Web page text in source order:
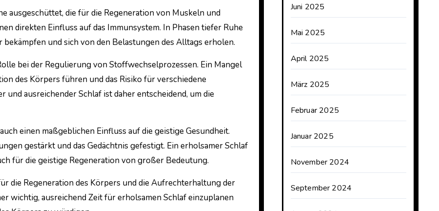
ausgeschüttet, die für die Regeneration von Muskeln und
direkten Einfluss auf das Immunsystem. In Phasen tiefer Ruhe
und sich von den Belastungen des Alltags erholen.
bei der Regulierung von Stoffwechselprozessen. Ein Mangel
des Körpers führen und das Risiko für verschiedene
ausreichender Schlaf ist daher entscheidend, um die
einen maßgeblichen Einfluss auf die geistige Gesundheit.
gestärkt und das Gedächtnis gefestigt. Ein erholsamer Schlaf
für die geistige Regeneration von großer Bedeutung.
die Regeneration des Körpers und die Aufrechterhaltung der
wichtig, ausreichend Zeit für erholsamen Schlaf einzuplanen
Juni 2025
Mai 2025
April 2025
März 2025
Februar 2025
Januar 2025
November 2024
September 2024